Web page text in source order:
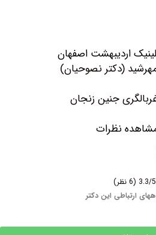
(دکتر نصوحیان)
جنین زنجان
این دکتر